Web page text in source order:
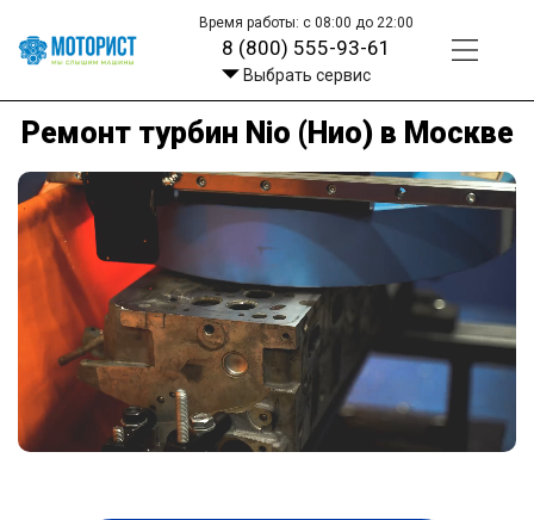
Время работы: с 08:00 до 22:00
8 (800) 555-93-61
Выбрать сервис
Ремонт турбин Nio (Нио) в Москве